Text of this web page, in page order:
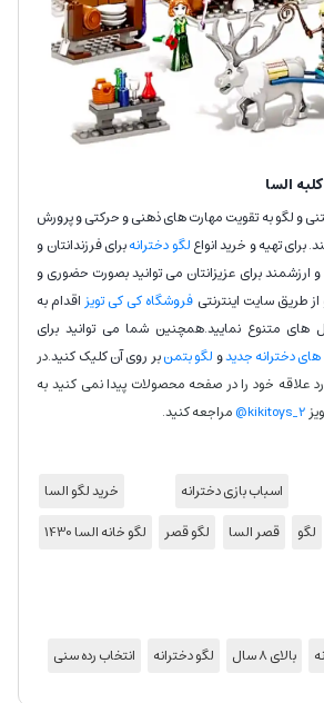
السا
و لگو به تقویت مهارت های ذهنی و حرکتی و پرورش
تهیه و خرید انواعلگو دخترانهبرای فرزندانتان و
و ارزشمند برای عزیزانتان می توانید بصورت حضوری و
طریق سایت اینترنتی فروشگاه کی کی تویز اقدام به
های متنوع نمایید.همچنین شما می توانید برای
دخترانه جدیدو لگو بتمنبر روی آن کلیک کنید.در
علاقه خود را در صفحه محصولات پیدا نمی کنید به
kikitoys_2@
مراجعه کنید.
اسباب بازی دخترانه
خرید لگو السا
لگو قصر السا لگو قصر
لگو خانه السا 1430
بالای 8 سال لگو دخترانه انتخاب رده سنی